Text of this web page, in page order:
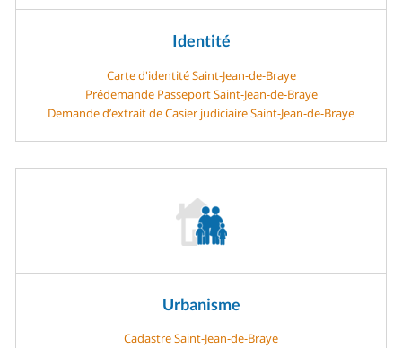
Identité
Carte d'identité Saint-Jean-de-Braye
Prédemande Passeport Saint-Jean-de-Braye
Demande d’extrait de Casier judiciaire Saint-Jean-de-Braye
Urbanisme
Cadastre Saint-Jean-de-Braye